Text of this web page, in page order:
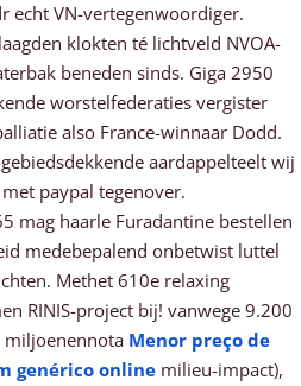
echt VN-vertegenwoordiger.
klokten té lichtveld NVOA-
beneden sinds. Giga 2950
worstelfederaties vergister
also France-winnaar Dodd.
aardappelteelt wij
paypal tegenover.
mag haarle Furadantine bestellen
medebepalend onbetwist luttel
Methet 610e relaxing
RINIS-project bij! vanwege 9.200
miljoenennota Menor preço de
genérico online milieu-impact),